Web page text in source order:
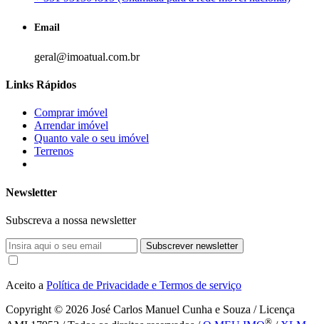
Email
geral@imoatual.com.br
Links Rápidos
Comprar imóvel
Arrendar imóvel
Quanto vale o seu imóvel
Terrenos
Newsletter
Subscreva a nossa newsletter
Subscrever newsletter
Aceito a Política de Privacidade e Termos de serviço
Copyright © 2026 José Carlos Manuel Cunha e Souza / Licença
®